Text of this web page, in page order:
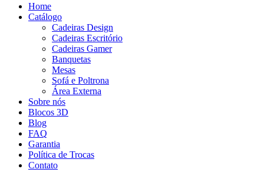
Home
Catálogo
Cadeiras Design
Cadeiras Escritório
Cadeiras Gamer
Banquetas
Mesas
Sofá e Poltrona
Área Externa
Sobre nós
Blocos 3D
Blog
FAQ
Garantia
Política de Trocas
Contato